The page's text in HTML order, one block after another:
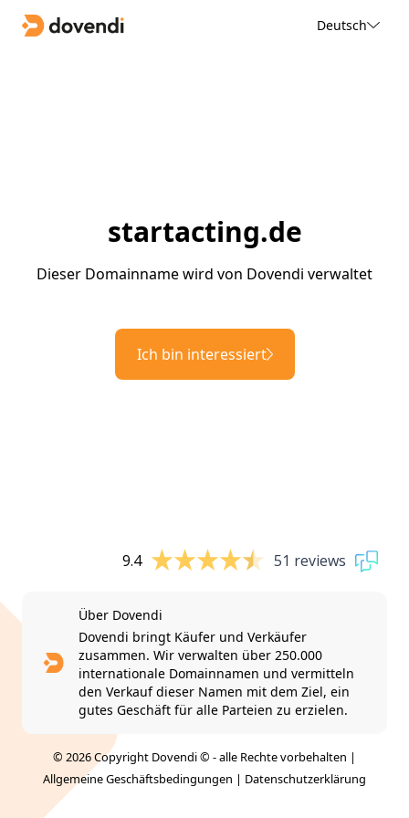
Deutsch
startacting.de
Dieser Domainname wird von Dovendi verwaltet
Ich bin interessiert
9.4 51 reviews
Über Dovendi
Dovendi bringt Käufer und Verkäufer
zusammen. Wir verwalten über 250.000
internationale Domainnamen und vermitteln
den Verkauf dieser Namen mit dem Ziel, ein
gutes Geschäft für alle Parteien zu erzielen.
© 2026 Copyright Dovendi © - alle Rechte vorbehalten |
Allgemeine Geschäftsbedingungen | Datenschutzerklärung